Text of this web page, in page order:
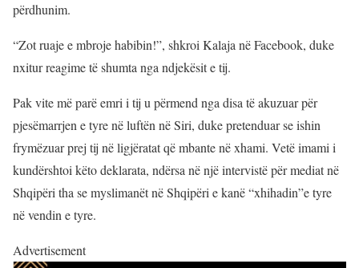
përdhunim.
“Zot ruaje e mbroje habibin!”, shkroi Kalaja në Facebook, duke
nxitur reagime të shumta nga ndjekësit e tij.
Pak vite më parë emri i tij u përmend nga disa të akuzuar për
pjesëmarrjen e tyre në luftën në Siri, duke pretenduar se ishin
frymëzuar prej tij në ligjëratat që mbante në xhami. Vetë imami i
kundërshtoi këto deklarata, ndërsa në një intervistë për mediat në
Shqipëri tha se myslimanët në Shqipëri e kanë “xhihadin”e tyre
në vendin e tyre.
Advertisement